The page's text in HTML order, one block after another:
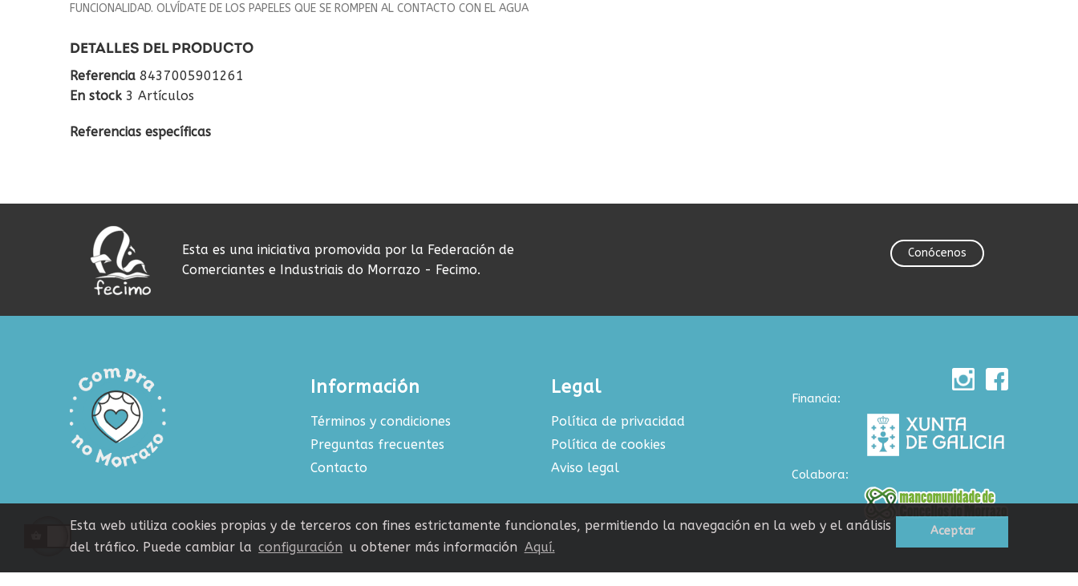
FUNCIONALIDAD. OLVÍDATE DE LOS PAPELES QUE SE ROMPEN AL CONTACTO CON EL AGUA
DETALLES DEL PRODUCTO
Referencia 8437005901261
En stock 3 Artículos
Referencias específicas
Esta es una iniciativa promovida por la Federación de
Comerciantes e Industriais do Morrazo - Fecimo.
Conócenos
Información
Términos y condiciones
Preguntas frecuentes
Contacto
Legal
Política de privacidad
Política de cookies
Aviso legal
Financia:
Colabora:
Esta web utiliza cookies propias y de terceros con fines estrictamente funcionales, permitiendo la navegación en la web y el análisis
del tráfico. Puede cambiar la configuración u obtener más información Aquí.
Aceptar